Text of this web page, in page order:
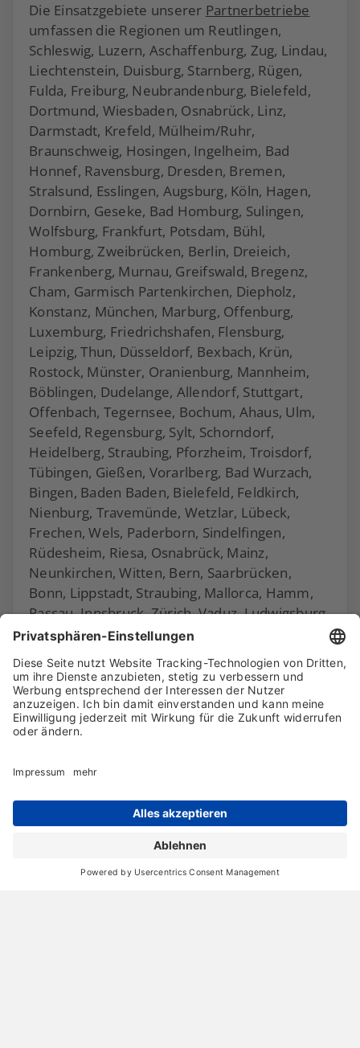
Die Einsatzgebiete unserer Partnerbetriebe
umfassen die Regionen um Reutlingen,
Schleswig, Luzern, Aschaffenburg, Zug, Lindau,
Liechtenstein, Duisburg, Starnberg, Rügen,
Fulda, Freiburg, Neubrandenburg, Bielefeld,
Dortmund, Wiesbaden, Osnabrück, Linz,
Darmstadt, Krefeld, Mülheim/Ruhr,
Braunschweig, Hosingen, Ingelheim, Bad
Honnef, Ravensburg, Dresden, Bremen,
Stralsund, Esslingen, Augsburg, Köln, Hagen,
Dornbirn, Geseke, Bad Homburg, Sulingen,
Wolfsburg, Frankfurt, Potsdam, Bühl,
Homburg, Zweibrücken, Berlin, Dreieich,
Frankenberg, Murnau, Greifswald, Bregenz,
Cham, Garmisch Partenkirchen, Diepholz,
Konstanz, München, Marburg, Offenburg,
Luxemburg, Friedrichshafen, Flensburg,
Leipzig, Thun, Düsseldorf, Bexbach, Krün,
Rostock, Münster, Oranienburg, Mannheim,
Böblingen, Dudelange, Allendorf, Stuttgart,
Offenbach, Tegernsee, Bochum, Ahaus, Ulm,
Seefeld, Regensburg, Sylt, Schorndorf,
Heidelberg, Straubing, Pforzheim, Troisdorf,
Tübingen, Gießen, Vorarlberg, Bad Wurzach,
Bingen, Baden Baden, Bielefeld, Feldkirch,
Nienburg, Travemünde, Wetzlar, Lübeck,
Frechen, Wels, Paderborn, Sindelfingen,
Rüdesheim, Riesa, Osnabrück, Mainz,
Neunkirchen, Witten, Bern, Saarbrücken,
Bonn, Lippstadt, Straubing, Mallorca, Hamm,
Passau, Innsbruck, Zürich, Vaduz, Ludwigsburg,
Hanau, Eltville und Essen.